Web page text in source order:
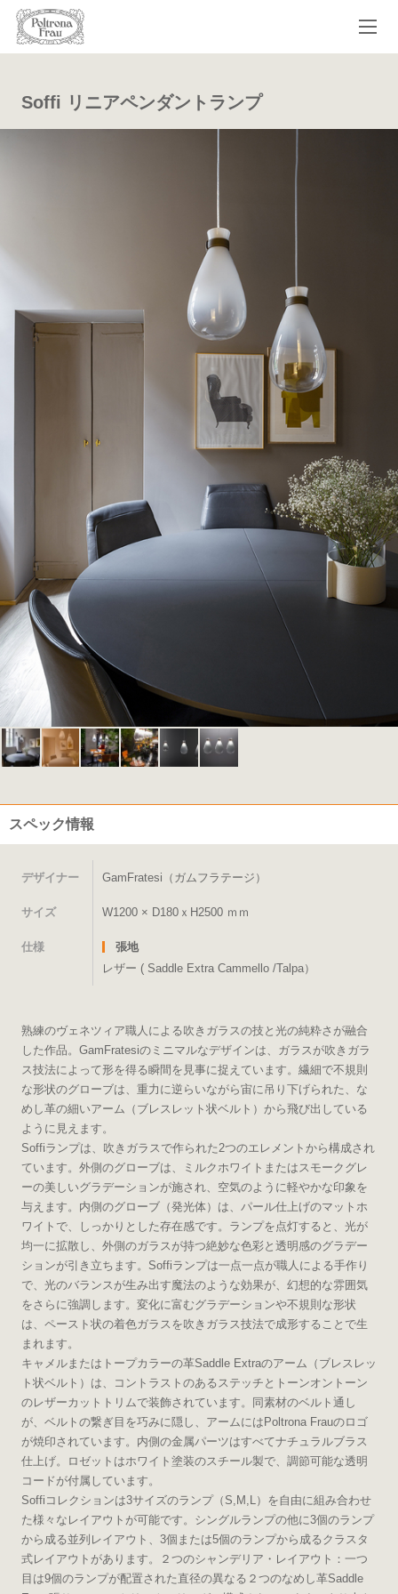
Soffi リニアペンダントランプ
スペック情報
デザイナー GamFratesi（ガムフラテージ）
サイズ W1200 × D180ｘH2500 ｍｍ
仕様
張地
レザー ( Saddle Extra Cammello /Talpa）
熟練のヴェネツィア職人による吹きガラスの技と光の純粋さが融合
した作品。GamFratesiのミニマルなデザインは、ガラスが吹きガラ
ス技法によって形を得る瞬間を見事に捉えています。繊細で不規則
な形状のグローブは、重力に逆らいながら宙に吊り下げられた、な
めし革の細いアーム（ブレスレット状ベルト）から飛び出している
ように見えます。
Soffiランプは、吹きガラスで作られた2つのエレメントから構成され
ています。外側のグローブは、ミルクホワイトまたはスモークグレ
ーの美しいグラデーションが施され、空気のように軽やかな印象を
与えます。内側のグローブ（発光体）は、パール仕上げのマットホ
ワイトで、しっかりとした存在感です。ランプを点灯すると、光が
均一に拡散し、外側のガラスが持つ絶妙な色彩と透明感のグラデー
ションが引き立ちます。Soffiランプは一点一点が職人による手作り
で、光のバランスが生み出す魔法のような効果が、幻想的な雰囲気
をさらに強調します。変化に富むグラデーションや不規則な形状
は、ペースト状の着色ガラスを吹きガラス技法で成形することで生
まれます。
キャメルまたはトープカラーの革Saddle Extraのアーム（ブレスレッ
ト状ベルト）は、コントラストのあるステッチとトーンオントーン
のレザーカットトリムで装飾されています。同素材のベルト通し
が、ベルトの繋ぎ目を巧みに隠し、アームにはPoltrona Frauのロゴ
が焼印されています。内側の金属パーツはすべてナチュラルブラス
仕上げ。ロゼットはホワイト塗装のスチール製で、調節可能な透明
コードが付属しています。
Soffiコレクションは3サイズのランプ（S,M,L）を自由に組み合わせ
た様々なレイアウトが可能です。シングルランプの他に3個のランプ
から成る並列レイアウト、3個または5個のランプから成るクラスタ
式レイアウトがあります。２つのシャンデリア・レイアウト：一つ
目は9個のランプが配置された直径の異なる２つのなめし革Saddle